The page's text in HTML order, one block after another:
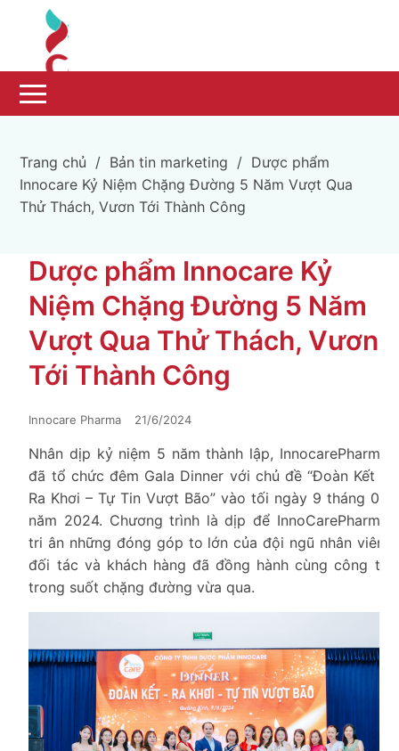
Trang chủ / Bản tin marketing / Dược phẩm
Innocare Kỷ Niệm Chặng Đường 5 Năm Vượt Qua
Thử Thách, Vươn Tới Thành Công
Dược phẩm Innocare Kỷ
Niệm Chặng Đường 5 Năm
Vượt Qua Thử Thách, Vươn
Tới Thành Công
Innocare Pharma 21/6/2024
Nhân dịp kỷ niệm 5 năm thành lập, InnocarePharma
đã tổ chức đêm Gala Dinner với chủ đề “Đoàn Kết –
Ra Khơi – Tự Tin Vượt Bão” vào tối ngày 9 tháng 06
năm 2024. Chương trình là dịp để InnoCarePharma
tri ân những đóng góp to lớn của đội ngũ nhân viên,
đối tác và khách hàng đã đồng hành cùng công ty
trong suốt chặng đường vừa qua.